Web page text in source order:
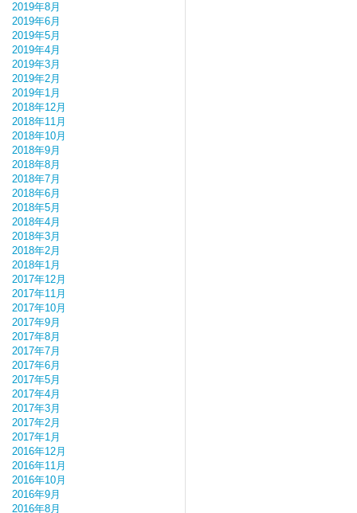
2019年8月
2019年6月
2019年5月
2019年4月
2019年3月
2019年2月
2019年1月
2018年12月
2018年11月
2018年10月
2018年9月
2018年8月
2018年7月
2018年6月
2018年5月
2018年4月
2018年3月
2018年2月
2018年1月
2017年12月
2017年11月
2017年10月
2017年9月
2017年8月
2017年7月
2017年6月
2017年5月
2017年4月
2017年3月
2017年2月
2017年1月
2016年12月
2016年11月
2016年10月
2016年9月
2016年8月